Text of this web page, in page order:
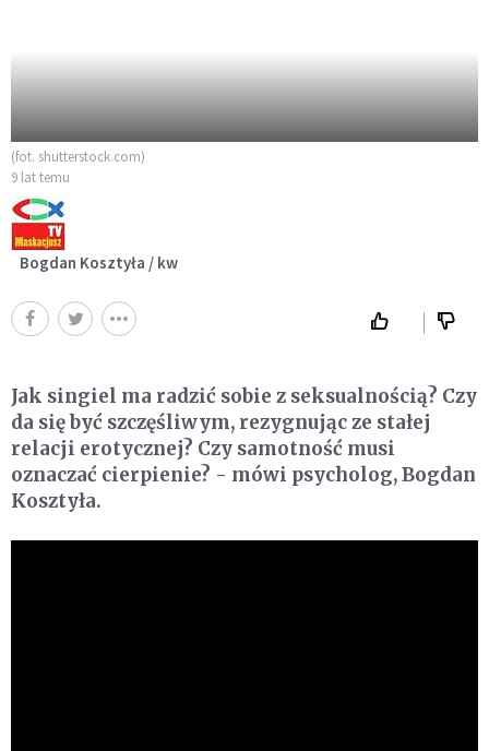
(fot. shutterstock.com)
9 lat temu
Bogdan Kosztyła / kw
Jak singiel ma radzić sobie z seksualnością? Czy
da się być szczęśliwym, rezygnując ze stałej
relacji erotycznej? Czy samotność musi
oznaczać cierpienie? - mówi psycholog, Bogdan
Kosztyła.